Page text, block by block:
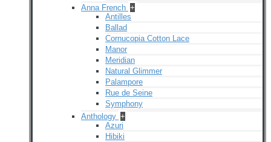
Anna French +
Antilles
Ballad
Cornucopia Cotton Lace
Manor
Meridian
Natural Glimmer
Palampore
Rue de Seine
Symphony
Anthology +
Azuri
Hibiki